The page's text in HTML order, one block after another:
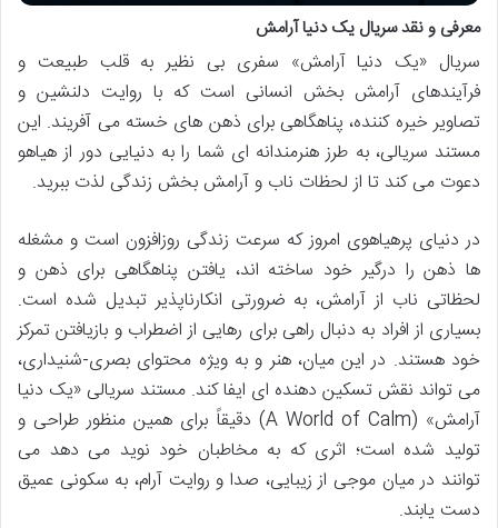
معرفی و نقد سریال یک دنیا آرامش
سریال «یک دنیا آرامش» سفری بی نظیر به قلب طبیعت و
فرآیندهای آرامش بخش انسانی است که با روایت دلنشین و
تصاویر خیره کننده، پناهگاهی برای ذهن های خسته می آفریند. این
مستند سریالی، به طرز هنرمندانه ای شما را به دنیایی دور از هیاهو
دعوت می کند تا از لحظات ناب و آرامش بخش زندگی لذت ببرید.
در دنیای پرهیاهوی امروز که سرعت زندگی روزافزون است و مشغله
ها ذهن را درگیر خود ساخته اند، یافتن پناهگاهی برای ذهن و
لحظاتی ناب از آرامش، به ضرورتی انکارناپذیر تبدیل شده است.
بسیاری از افراد به دنبال راهی برای رهایی از اضطراب و بازیافتن تمرکز
خود هستند. در این میان، هنر و به ویژه محتوای بصری-شنیداری،
می تواند نقش تسکین دهنده ای ایفا کند. مستند سریالی «یک دنیا
آرامش» (A World of Calm) دقیقاً برای همین منظور طراحی و
تولید شده است؛ اثری که به مخاطبان خود نوید می دهد می
توانند در میان موجی از زیبایی، صدا و روایت آرام، به سکونی عمیق
دست یابند.